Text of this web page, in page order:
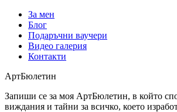
За мен
Блог
Подаръчни ваучери
Видео галерия
Контакти
АртБюлетин
Запиши се за моя АртБюлетин, в който
виждания и тайни за всичко, което